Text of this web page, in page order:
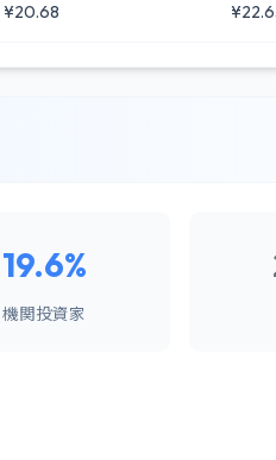
¥20.68
19.6%
機関投資家